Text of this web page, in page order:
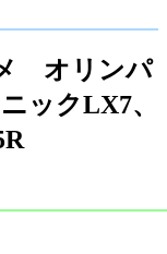
オリンパ
ックLX7、